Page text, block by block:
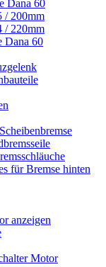
Dana 60
/ 200mm
/ 220mm
Dana 60
für Bremse hinten
anzeigen
Motor